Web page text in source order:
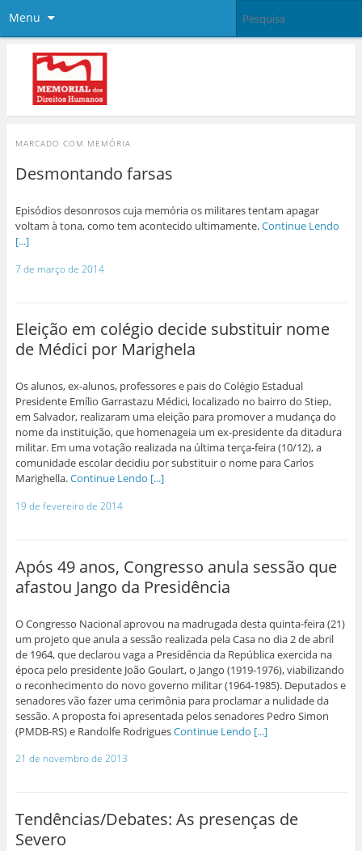
Menu
MARCADO COM MEMÓRIA
Desmontando farsas
Episódios desonrosos cuja memória os militares tentam apagar
voltam à tona, como tem acontecido ultimamente.Continue Lendo
[...]
7 de março de 2014
Eleição em colégio decide substituir nome
de Médici por Marighela
Os alunos, ex-alunos, professores e pais do Colégio Estadual
Presidente Emílio Garrastazu Médici, localizado no bairro do Stiep,
em Salvador, realizaram uma eleição para promover a mudança do
nome da instituição, que homenageia um ex-presidente da ditadura
militar. Em uma votação realizada na última terça-feira (10/12), a
comunidade escolar decidiu por substituir o nome para Carlos
Marighella.Continue Lendo [...]
19 de fevereiro de 2014
Após 49 anos, Congresso anula sessão que
afastou Jango da Presidência
O Congresso Nacional aprovou na madrugada desta quinta-feira (21)
um projeto que anula a sessão realizada pela Casa no dia 2 de abril
de 1964, que declarou vaga a Presidência da República exercida na
época pelo presidente João Goulart, o Jango (1919-1976), viabilizando
o reconhecimento do novo governo militar (1964-1985). Deputados e
senadores vão fazer uma cerimônia para proclamar a nulidade da
sessão. A proposta foi apresentada pelos senadores Pedro Simon
(PMDB-RS) e Randolfe RodriguesContinue Lendo [...]
21 de novembro de 2013
Tendências/Debates: As presenças de
Severo